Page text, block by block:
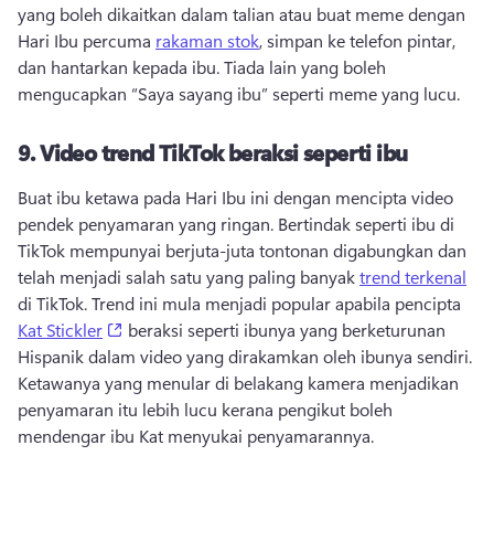
yang boleh dikaitkan dalam talian atau buat meme dengan
Hari Ibu percuma rakaman stok, simpan ke telefon pintar,
dan hantarkan kepada ibu. Tiada lain yang boleh
mengucapkan “Saya sayang ibu” seperti meme yang lucu.
9.Video trend TikTok beraksi seperti ibu
Buat ibu ketawa pada Hari Ibu ini dengan mencipta video
pendek penyamaran yang ringan. Bertindak seperti ibu di
TikTok mempunyai berjuta-juta tontonan digabungkan dan
telah menjadi salah satu yang paling banyak trend terkenal
di TikTok. Trend ini mula menjadi popular apabila pencipta
Kat Stickler
(opens in a new tab)
beraksi seperti ibunya yang berketurunan
Ketawanya yang menular di belakang kamera menjadikan
penyamaran itu lebih lucu kerana pengikut boleh
mendengar ibu Kat menyukai penyamarannya.